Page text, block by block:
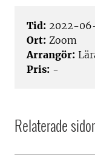
Tid: 2022-
Ort: Zoom
Arrangör:
Pris: -
Relaterade